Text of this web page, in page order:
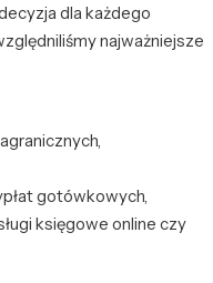
dla każdego
najważniejsze
gotówkowych,
księgowe online czy